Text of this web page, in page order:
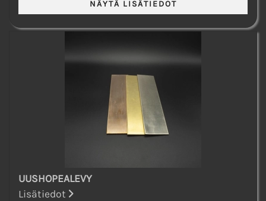
UUSHOPEALEVY
Lisätiedot